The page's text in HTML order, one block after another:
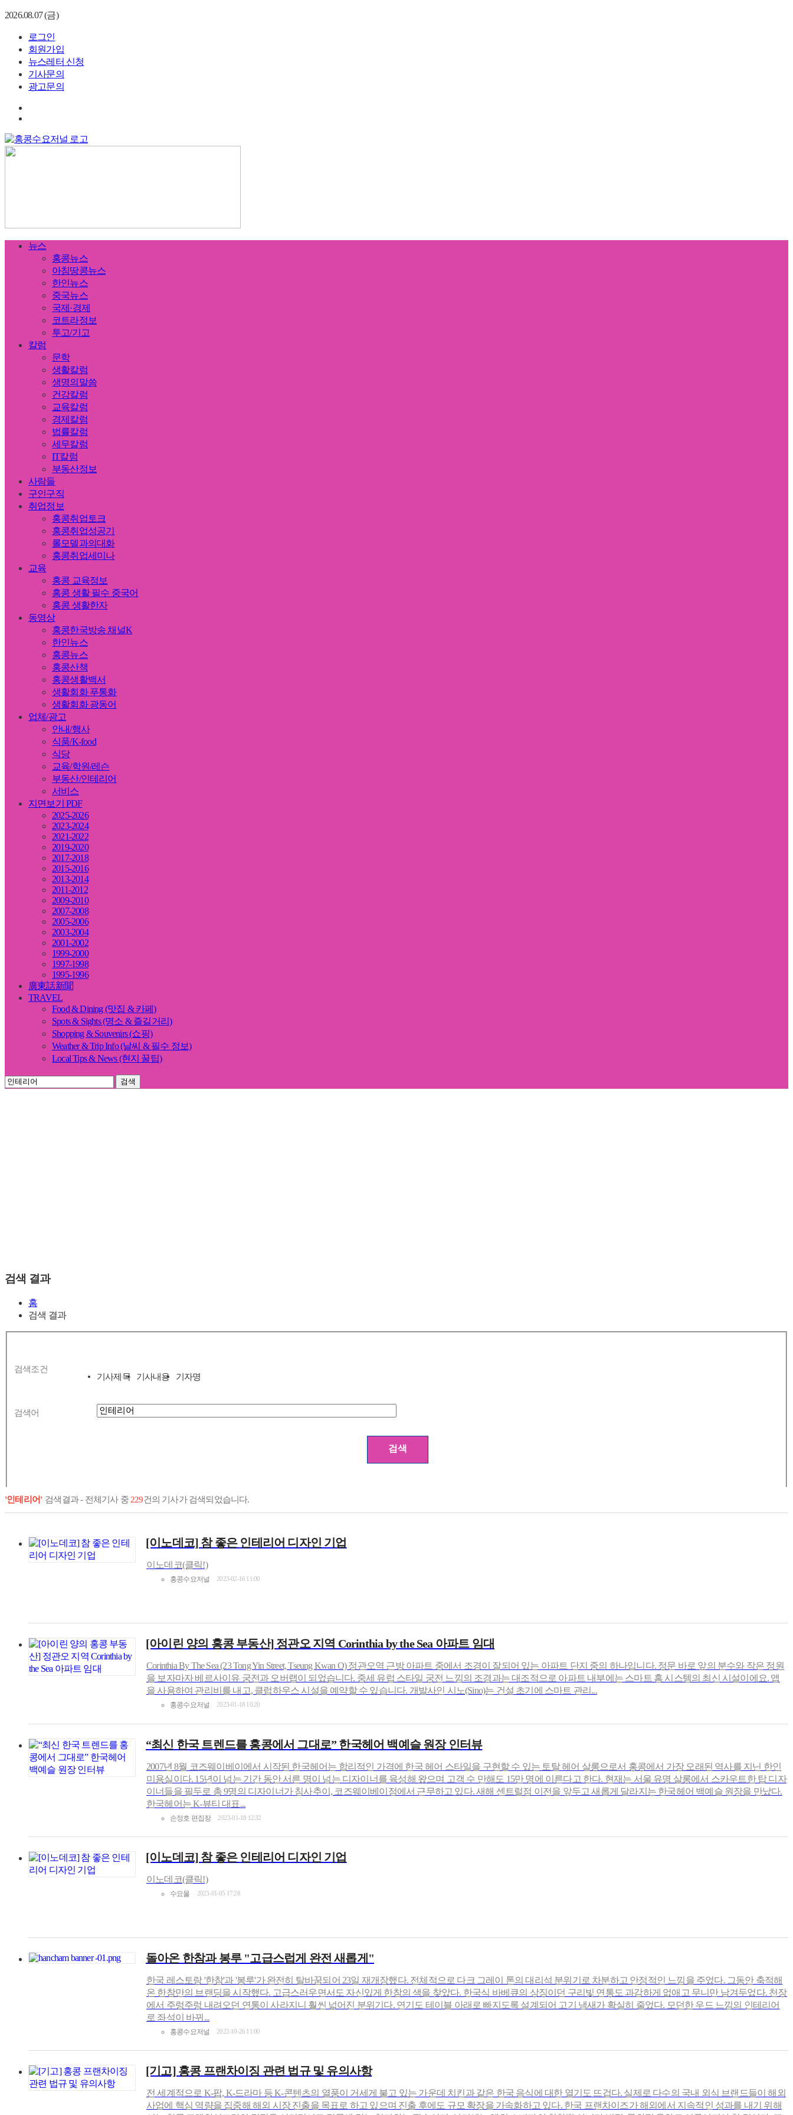
2026.08.07 (금)
로그인
회원가입
뉴스레터 신청
기사문의
광고문의
뉴스
홍콩뉴스
아침땅콩뉴스
한인뉴스
중국뉴스
국제·경제
코트라정보
투고/기고
칼럼
문학
생활칼럼
생명의말씀
건강칼럼
교육칼럼
경제칼럼
법률칼럼
세무칼럼
IT칼럼
부동산정보
사람들
구인구직
취업정보
홍콩취업토크
홍콩취업성공기
롤모델과의대화
홍콩취업세미나
교육
홍콩 교육정보
홍콩 생활 필수 중국어
홍콩 생활한자
동영상
홍콩한국방송 채널K
한인뉴스
홍콩뉴스
홍콩산책
홍콩생활백서
생활회화 푸통화
생활회화 광동어
업체/광고
안내/행사
식품/K-food
식당
교육/학원/레슨
부동산/인테리어
서비스
지면보기 PDF
2025-2026
2023-2024
2021-2022
2019-2020
2017-2018
2015-2016
2013-2014
2011-2012
2009-2010
2007-2008
2005-2006
2003-2004
2001-2002
1999-2000
1997-1998
1995-1996
廣東話新聞
TRAVEL
Food & Dining (맛집 & 카페)
Spots & Sights (명소 & 즐길거리)
Shopping & Souvenirs (쇼핑)
Weather & Trip Info (날씨 & 필수 정보)
Local Tips & News (현지 꿀팁)
검색
검색 결과
홈
검색 결과
검색조건
기사제목
기사내용 기자명
검색어
'인테리어' 검색결과 - 전체기사 중 229건의 기사가 검색되었습니다.
[이노데코] 참 좋은 인테리어 디자인 기업
이노데코(클릭!)
홍콩수요저널 2023-02-16 11:00
[아이린 양의 홍콩 부동산] 정관오 지역 Corinthia by the Sea 아파트 임대
Corinthia By The Sea (23 Tong Yin Street, Tseung Kwan O) 정관오역 근방 아파트 중에서 조경이 잘되어 있는 아파트 단지 중의 하나입니다. 정문 바로 앞의 분수와 작은 정원
을 보자마자 베르사이유 궁전과 오버랩이 되었습니다. 중세 유럽 스타일 궁전 느낌의 조경과는 대조적으로 아파트 내부에는 스마트 홈 시스템의 최신 시설이에요. 앱
을 사용하여 관리비를 내고, 클럽하우스 시설을 예약할 수 있습니다. 개발사인 시노(Sino)는 건설 초기에 스마트 관리...
홍콩수요저널 2023-01-18 10:20
“최신 한국 트렌드를 홍콩에서 그대로” 한국헤어 백예슬 원장 인터뷰
2007년 8월 코즈웨이베이에서 시작된 한국헤어는 합리적인 가격에 한국 헤어 스타일을 구현할 수 있는 토탈 헤어 살롱으로서 홍콩에서 가장 오래된 역사를 지닌 한인
미용실이다. 15년이 넘는 기간 동안 서른 명이 넘는 디자이너를 육성해 왔으며 고객 수 만해도 15만 명에 이른다고 한다. 현재는 서울 유명 살롱에서 스카우트한 탑 디자
이너들을 필두로 총 9명의 디자이너가 침사추이, 코즈웨이베이점에서 근무하고 있다. 새해 센트럴점 이전을 앞두고 새롭게 달라지는 한국헤어 백예슬 원장을 만났다.
한국헤어는 K-뷰티 대표...
손정호 편집장 2023-01-18 12:32
[이노데코] 참 좋은 인테리어 디자인 기업
이노데코(클릭!)
수요몰 2023-01-05 17:28
돌아온 한참과 봉루 "고급스럽게 완전 새롭게"
한국 레스토랑 '한참'과 '봉루'가 완전히 탈바꿈되어 23일 재개장했다. 전체적으로 다크 그레이 톤의 대리석 분위기로 차분하고 안정적인 느낌을 주었다. 그동안 축적해
온 한참만의 브랜딩을 시작했다. 고급스러우면서도 자신있게 한참의 색을 찾았다. 한국식 바베큐의 상징이던 구리빛 연통도 과감하게 없애고 무니만 남겨두었다. 천장
에서 주렁주렁 내려오던 연통이 사라지니 훨씬 넓어진 분위기다. 연기도 테이블 아래로 빠지도록 설계되어 고기 냄새가 확실히 줄었다. 모던한 우드 느낌의 인테리어
로 좌석이 바뀌...
홍콩수요저널 2022-10-26 11:00
[기고] 홍콩 프랜차이징 관련 법규 및 유의사항
전 세계적으로 K-팝, K-드라마 등 K-콘텐츠의 열풍이 거세게 불고 있는 가운데 치킨과 같은 한국 음식에 대한 열기도 뜨겁다. 실제로 다수의 국내 외식 브랜드들이 해외
사업에 핵심 역량을 집중해 해외 시장 진출을 목표로 하고 있으며 진출 후에도 규모 확장을 가속화하고 있다. 한국 프랜차이즈가 해외에서 지속적인 성과를 내기 위해